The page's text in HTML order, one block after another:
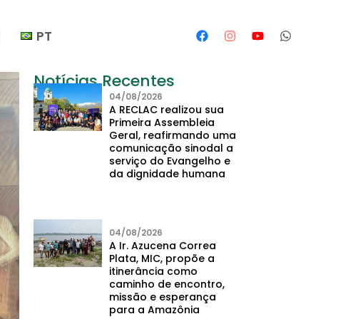
PT
Notícias Recentes
04/08/2026
A RECLAC realizou sua
Primeira Assembleia
Geral, reafirmando uma
comunicação sinodal a
serviço do Evangelho e
da dignidade humana
04/08/2026
A Ir. Azucena Correa
Plata, MIC, propõe a
itinerância como
caminho de encontro,
missão e esperança
para a Amazônia